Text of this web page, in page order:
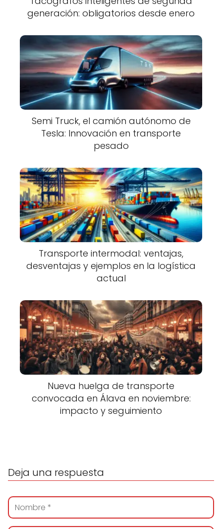
generación: obligatorios desde enero
Semi Truck, el camión autónomo de
Tesla: Innovación en transporte
pesado
Transporte intermodal: ventajas,
desventajas y ejemplos en la logística
actual
Nueva huelga de transporte
convocada en Álava en noviembre:
impacto y seguimiento
Deja una respuesta